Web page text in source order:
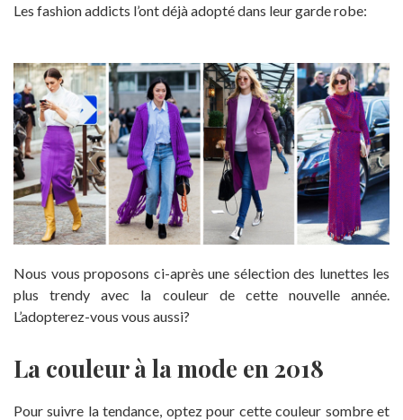
Les fashion addicts l’ont déjà adopté dans leur garde robe:
Nous vous proposons ci-après une sélection des lunettes les
plus trendy avec la couleur de cette nouvelle année.
L’adopterez-vous vous aussi?
La couleur à la mode en 2018
Pour suivre la tendance, optez pour cette couleur sombre et